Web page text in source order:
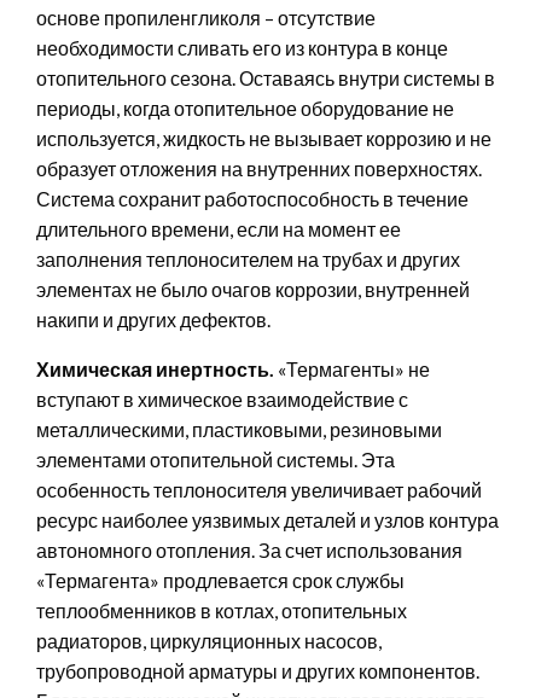
основе пропиленгликоля – отсутствие
необходимости сливать его из контура в конце
отопительного сезона. Оставаясь внутри системы в
периоды, когда отопительное оборудование не
используется, жидкость не вызывает коррозию и не
образует отложения на внутренних поверхностях.
Система сохранит работоспособность в течение
длительного времени, если на момент ее
заполнения теплоносителем на трубах и других
элементах не было очагов коррозии, внутренней
накипи и других дефектов.
Химическая инертность. «Термагенты» не
вступают в химическое взаимодействие с
металлическими, пластиковыми, резиновыми
элементами отопительной системы. Эта
особенность теплоносителя увеличивает рабочий
ресурс наиболее уязвимых деталей и узлов контура
автономного отопления. За счет использования
«Термагента» продлевается срок службы
теплообменников в котлах, отопительных
радиаторов, циркуляционных насосов,
трубопроводной арматуры и других компонентов.